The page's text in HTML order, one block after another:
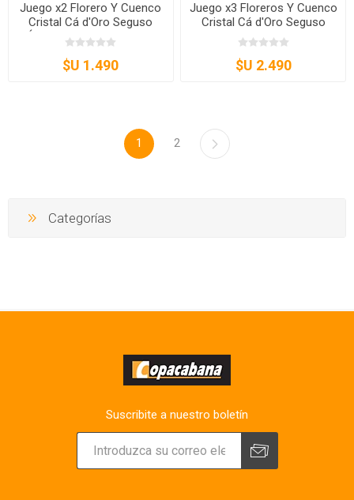
Juego x2 Florero Y Cuenco
Cristal Cá d'Oro Seguso
Ámbar – Cristal Artístico
$U 1.490
Juego x3 Floreros Y Cuenco
Cristal Cá d'Oro Seguso
Rojo Rubí – Cristal Artístico
$U 2.490
1 2
Categorías
Suscribite a nuestro boletín